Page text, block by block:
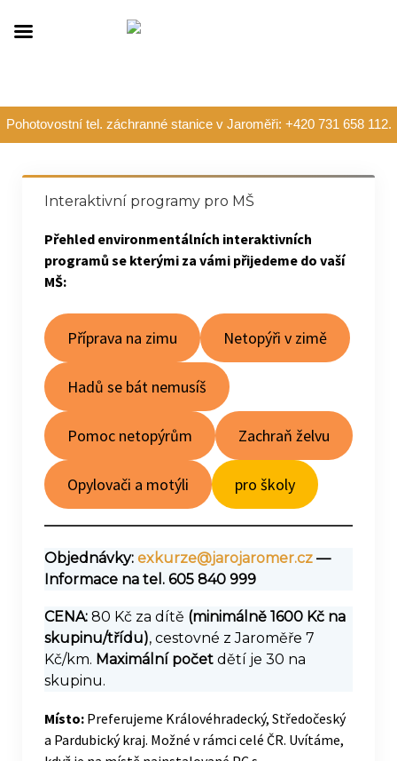
Pohotovostní tel. záchranné stanice v Jaroměři: +420 731 658 112.
Interaktivní programy pro MŠ
Přehled environmentálních interaktivních
programů se kterými za vámi přijedeme do vaší
MŠ:
Příprava na zimu Netopýři v zimě
Hadů se bát nemusíš
Pomoc netopýrům Zachraň želvu
Opylovači a motýli pro školy
Objednávky: exkurze@jarojaromer.cz—
Informace na tel. 605 840 999
CENA: 80 Kč za dítě (minimálně 1600 Kč na
skupinu/třídu), cestovné z Jaroměře 7
Kč/km. Maximální početdětí je 30 na
skupinu.
Místo: Preferujeme Královéhradecký, Středočeský
a Pardubický kraj. Možné v rámci celé ČR. Uvítáme,